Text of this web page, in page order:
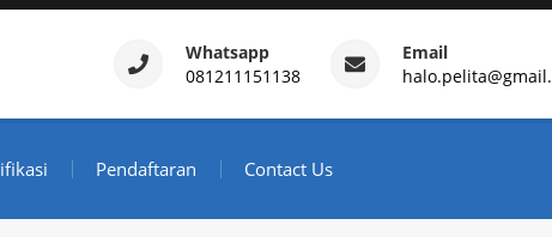
– Daftar
Whatsapp
081211151138
Email
Pendaftaran Contact Us